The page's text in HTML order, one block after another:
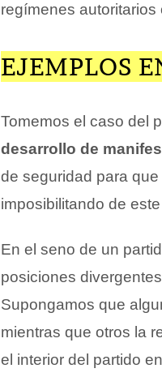
regímenes
EJEMPLOS
Tomemos el caso del
desarrollo de
de seguridad para
imposibilitando de
En el seno de un
posiciones
Supongamos que
mientras que otros la
el interior del partido